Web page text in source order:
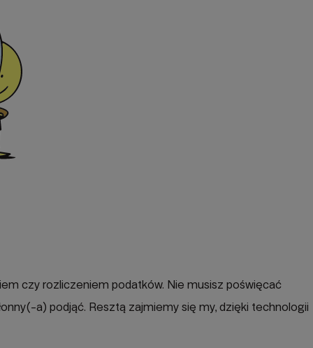
czy rozliczeniem podatków. Nie musisz poświęcać
a) podjąć. Resztą zajmiemy się my, dzięki technologii